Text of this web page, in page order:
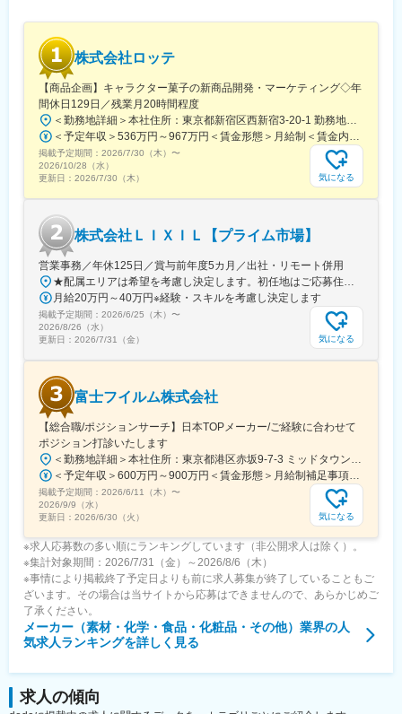
■入社後の流れ
まず工場内の生産活動や各部門との関わりを理解いただくため、
産業廃棄物の処理業務を中心に担当いただく予定です。
その後、環境・安全に関する各種管理業務や資格取得などを通じ
て知識・経験を深めていただき、段階的に担当領域を広げていた
だきます。
■配属先情報： マネージャー1名、メンバー1名
■当社について：
日揮グループの一翼を担う日揮触媒化成は、独自の超微粒子調製
技術を核に、触媒、環境・新エネルギーおよびファイン分野で事
業展開する無機機能材料メーカーです。
世界トップレベルの研究開発力を有し、「4つのナノ基盤技術」を
活用してナノレベルで粒子径や構造を自在に制御できる高度な技
術力を保有しています。
変更の範囲：会社の定める業務
株式会社ロッテ
【商品企画】キャラクター菓子の新商品開発・マーケティング◇年
間休日129日／残業月20時間程度
掲載予定期間： 2026/7/30（木） 〜
2026/10/28（水）
更新日： 2026/7/30（木） 気になる
株式会社ＬＩＸＩＬ【プライム市場】
営業事務／年休125日／賞与前年度5カ月／出社・リモート併用
月給20万円～40万円※経験・スキルを考慮し決定します
掲載予定期間： 2026/6/25（木） 〜
2026/8/26（水）
更新日： 2026/7/31（金） 気になる
富士フイルム株式会社
【総合職/ポジションサーチ】日本TOPメーカー/ご経験に合わせて
ポジション打診いたします
掲載予定期間： 2026/6/11（木） 〜
2026/9/9（水）
更新日： 2026/6/30（火） 気になる
※求人応募数の多い順にランキングしています（非公開求人は除く）。
※集計対象期間：2026/7/31（金）～2026/8/6（木）
※事情により掲載終了予定日よりも前に求人募集が終了していることもご
ざいます。その場合は当サイトから応募はできませんので、あらかじめご
了承ください。
メーカー（素材・化学・食品・化粧品・その他）業界の人
気求人ランキングを詳しく見る
求人の傾向